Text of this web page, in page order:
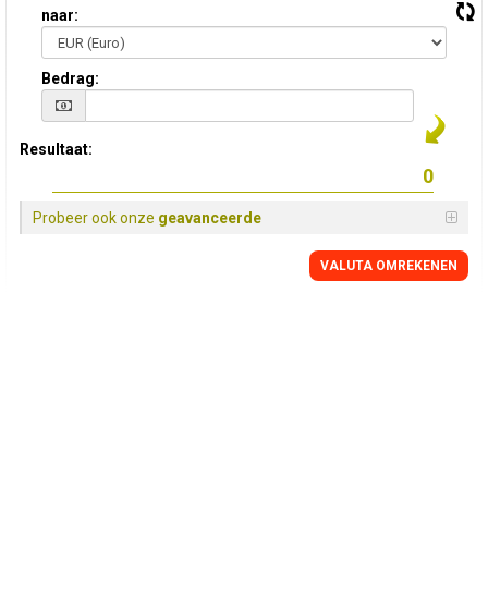
naar:
Bedrag:
Resultaat:
Probeer ook onze geavanceerde
VALUTA OMREKENEN